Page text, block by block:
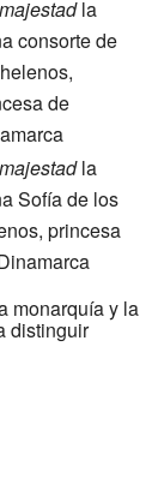
la
consorte de
de
la
Sofía de los
princesa
monarquía y la
distinguir